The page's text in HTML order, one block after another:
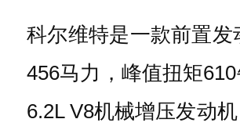
科尔维特是一款前置
456马力，峰值扭矩
6.2L V8机械增压发动